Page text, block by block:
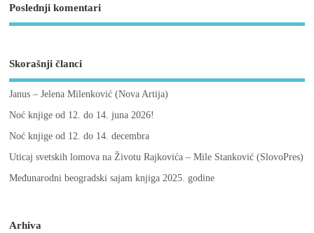
Poslednji komentari
Skorašnji članci
Janus – Jelena Milenković (Nova Artija)
Noć knjige od 12. do 14. juna 2026!
Noć knjige od 12. do 14. decembra
Uticaj svetskih lomova na Životu Rajkovića – Mile Stanković (SlovoPres)
Međunarodni beogradski sajam knjiga 2025. godine
Arhiva